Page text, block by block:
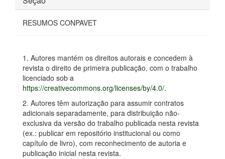
RESUMOS CONPAVET
1. Autores mantém os direitos autorais e concedem à
revista o direito de primeira publicação, com o trabalho
licenciado sob a
https://creativecommons.org/licenses/by/4.0/.
2. Autores têm autorização para assumir contratos
adicionais separadamente, para distribuição não-
exclusiva da versão do trabalho publicada nesta revista
(ex.: publicar em repositório institucional ou como
capítulo de livro), com reconhecimento de autoria e
publicação inicial nesta revista.